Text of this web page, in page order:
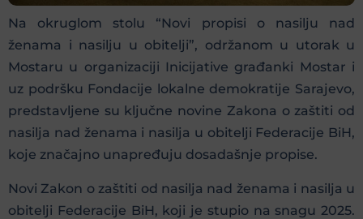
Na okruglom stolu “Novi propisi o nasilju nad
ženama i nasilju u obitelji”, održanom u utorak u
Mostaru u organizaciji Inicijative građanki Mostar i
uz podršku Fondacije lokalne demokratije Sarajevo,
predstavljene su ključne novine Zakona o zaštiti od
nasilja nad ženama i nasilja u obitelji Federacije BiH,
koje značajno unapređuju dosadašnje propise.
Novi Zakon o zaštiti od nasilja nad ženama i nasilja u
obitelji Federacije BiH, koji je stupio na snagu 2025.